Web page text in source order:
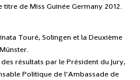
de Miss Guinée Germany 2012.
Touré, Solingen et la Deuxième
résultats par le Président du Jury,
Politique de l’Ambassade de